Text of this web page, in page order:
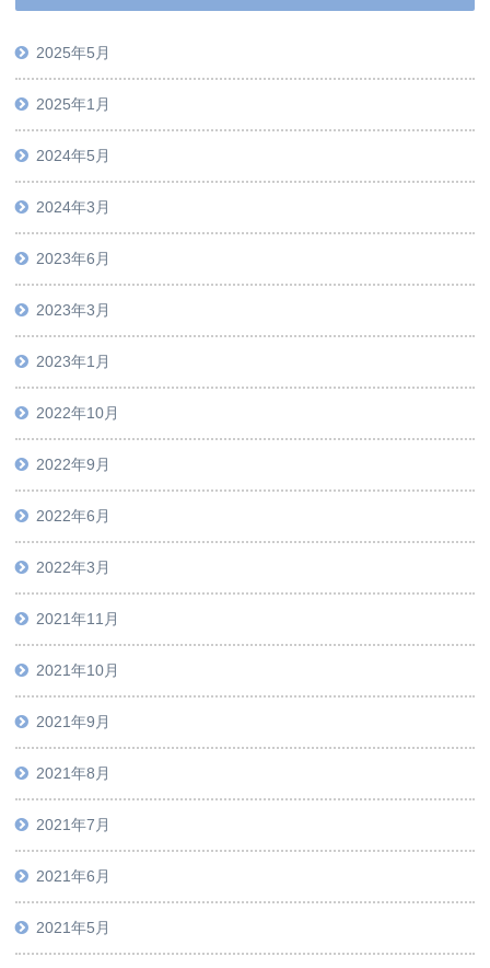
2025年5月
2025年1月
2024年5月
2024年3月
2023年6月
2023年3月
2023年1月
2022年10月
2022年9月
2022年6月
2022年3月
2021年11月
2021年10月
2021年9月
2021年8月
2021年7月
2021年6月
2021年5月